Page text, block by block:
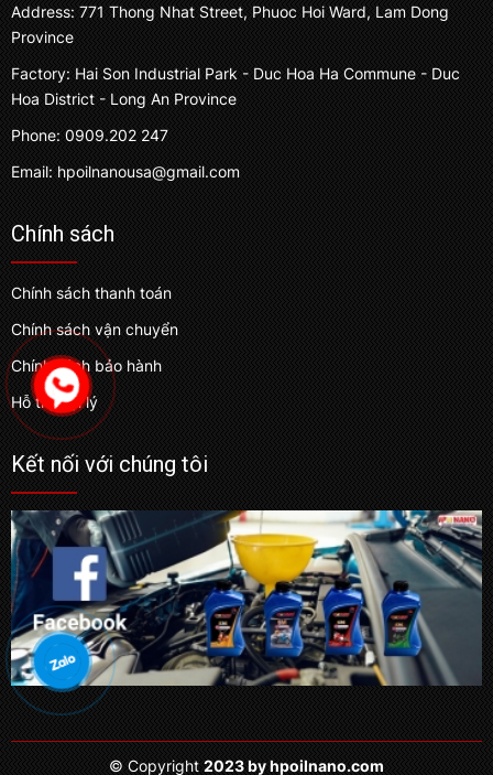
Address: 771 Thong Nhat Street, Phuoc Hoi Ward, Lam Dong
Province
Factory: Hai Son Industrial Park - Duc Hoa Ha Commune - Duc
Hoa District - Long An Province
Phone: 0909.202 247
Email: hpoilnanousa@gmail.com
Chính sách
Chính sách thanh toán
Chính sách vận chuyển
Chính sách bảo hành
Hỗ trợ đại lý
Kết nối với chúng tôi
© Copyright 2023 by hpoilnano.com